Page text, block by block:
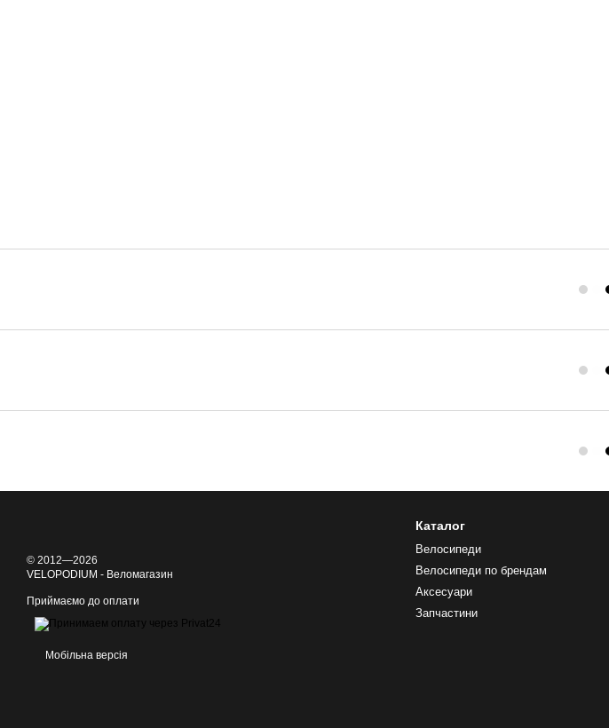
© 2012—2026
VELOPODIUM - Веломагазин
Приймаємо до оплати
Мобільна версія
Каталог
Велосипеди
Велосипеди по брендам
Аксесуари
Запчастини